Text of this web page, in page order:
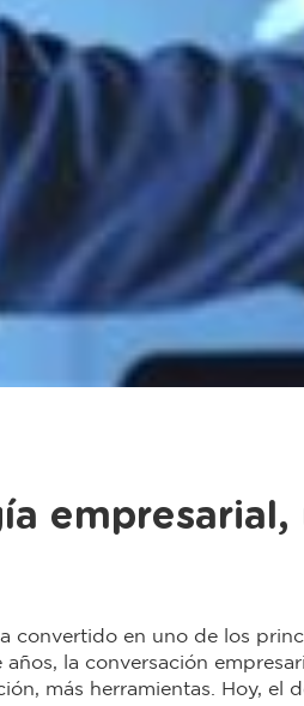
empresarial,
convertido en uno de los
la conversación
más herramientas. Hoy, el